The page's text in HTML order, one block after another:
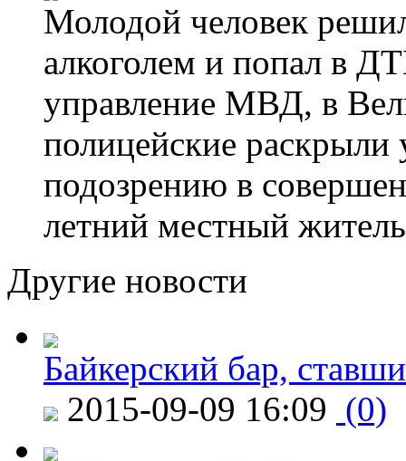
Молодой человек
алкоголем и попал в
управление МВД, в
полицейские
подозрению в
летний местный
Другие новости
Байкерский бар,
2015-09-09 16:09 (0)